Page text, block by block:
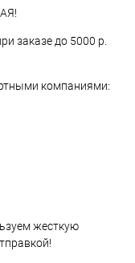
заказе до 5000 р.
компаниями:
жесткую